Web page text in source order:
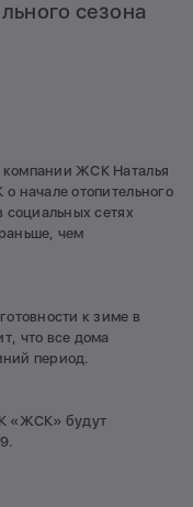
сезона
ЖСК Наталья
начале отопительного
сетях
чем
к зиме в
что все дома
период.
«ЖСК» будут